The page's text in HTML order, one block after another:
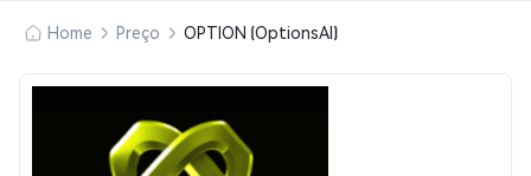
Home Preço OPTION (OptionsAI)